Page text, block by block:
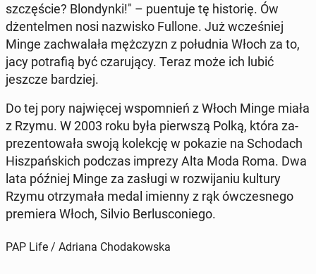
szczę­ście? Blon­dyn­ki!" – pu­en­tu­je tę hi­sto­rię. Ów
dżen­tel­men nosi na­zwi­sko Fullone. Już wcze­śniej
Minge za­chwa­la­ła męż­czyzn z po­łu­dnia Włoch za to,
jacy po­tra­fią być cza­ru­ją­cy. Teraz może ich lubić
jeszcze bar­dziej.
Do tej pory naj­wię­cej wspo­mnień z Włoch Minge miała
z Rzymu. W 2003 roku była pierw­szą Polką, która za­
pre­zen­to­wa­ła swoją ko­lek­cję w pokazie na Scho­dach
Hisz­pań­skich podczas imprezy Alta Moda Roma. Dwa
lata później Minge za zasługi w roz­wi­ja­niu kultury
Rzymu otrzy­ma­ła medal imienny z rąk ów­cze­sne­go
pre­mie­ra Włoch, Silvio Ber­lu­sco­nie­go.
PAP Life / Adriana Chodakowska